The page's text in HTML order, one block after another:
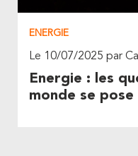
ENERGIE
Le 10/07/2025 par
Energie : les
monde se pose